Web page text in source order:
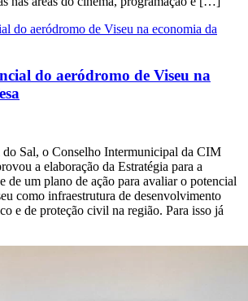
do aeródromo de Viseu na
do Sal, o Conselho Intermunicipal da CIM
a elaboração da Estratégia para a
de um plano de ação para avaliar o potencial
como infraestrutura de desenvolvimento
e de proteção civil na região. Para isso já